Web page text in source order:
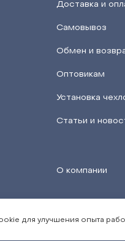
Доставка и
Самовывоз
Обмен и
Оптовикам
Установка
Статьи и
О компании
для улучшения опыта